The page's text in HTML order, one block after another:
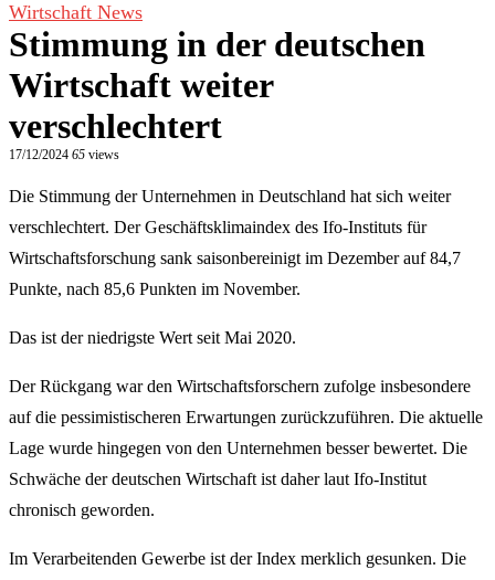
Wirtschaft News
Stimmung in der deutschen
Wirtschaft weiter
verschlechtert
17/12/2024 65 views
Die Stimmung der Unternehmen in Deutschland hat sich weiter
verschlechtert. Der Geschäftsklimaindex des Ifo-Instituts für
Wirtschaftsforschung sank saisonbereinigt im Dezember auf 84,7
Punkte, nach 85,6 Punkten im November.
Das ist der niedrigste Wert seit Mai 2020.
Der Rückgang war den Wirtschaftsforschern zufolge insbesondere
auf die pessimistischeren Erwartungen zurückzuführen. Die aktuelle
Lage wurde hingegen von den Unternehmen besser bewertet. Die
Schwäche der deutschen Wirtschaft ist daher laut Ifo-Institut
chronisch geworden.
Im Verarbeitenden Gewerbe ist der Index merklich gesunken. Die